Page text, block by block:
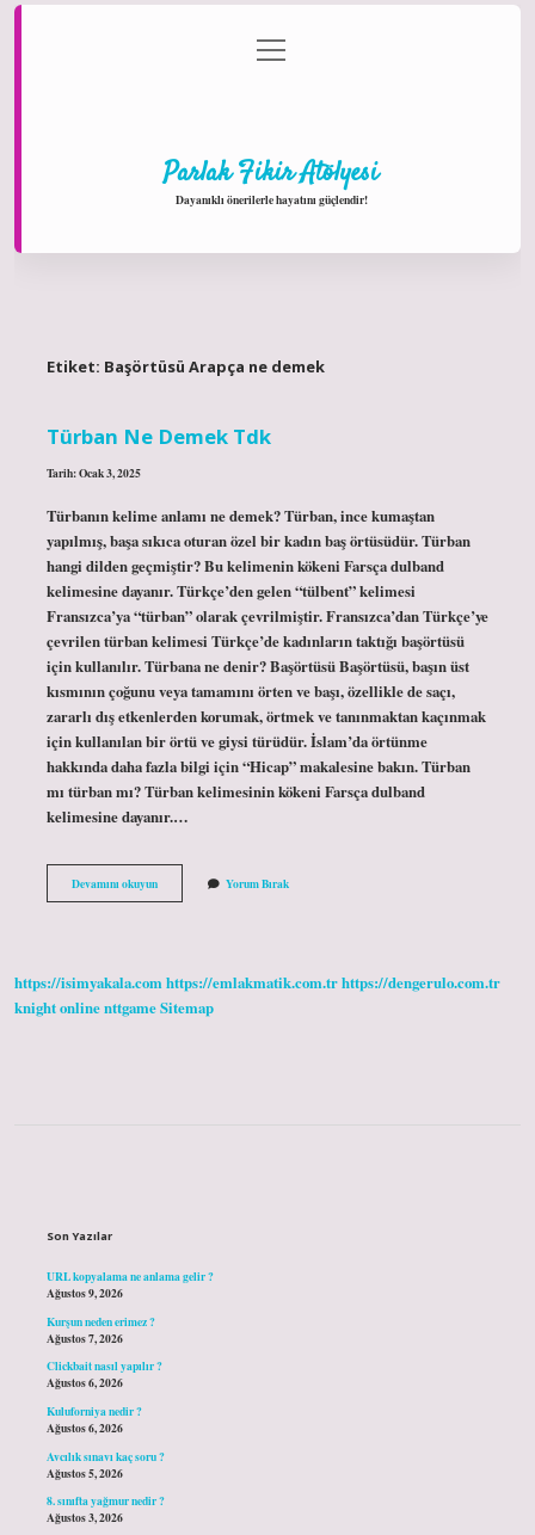
Gizlilik Politikası
menüyü
aç
Parlak Fikir Atölyesi
Dayanıklı önerilerle hayatını güçlendir!
Etiket: Başörtüsü Arapça ne demek
Türban Ne Demek Tdk
Tarih: Ocak 3, 2025
Türbanın kelime anlamı ne demek? Türban, ince kumaştan
yapılmış, başa sıkıca oturan özel bir kadın baş örtüsüdür. Türban
hangi dilden geçmiştir? Bu kelimenin kökeni Farsça dulband
kelimesine dayanır. Türkçe’den gelen “tülbent” kelimesi
Fransızca’ya “türban” olarak çevrilmiştir. Fransızca’dan Türkçe’ye
çevrilen türban kelimesi Türkçe’de kadınların taktığı başörtüsü
için kullanılır. Türbana ne denir? Başörtüsü Başörtüsü, başın üst
kısmının çoğunu veya tamamını örten ve başı, özellikle de saçı,
zararlı dış etkenlerden korumak, örtmek ve tanınmaktan kaçınmak
için kullanılan bir örtü ve giysi türüdür. İslam’da örtünme
hakkında daha fazla bilgi için “Hicap” makalesine bakın. Türban
mı türban mı? Türban kelimesinin kökeni Farsça dulband
kelimesine dayanır.…
Devamını okuyunTürban
Ne
Yorum Bırak
https://isimyakala.comhttps://emlakmatik.com.trhttps://dengerulo.com.tr
knight onlinenttgameSitemap
Son Yazılar
URL kopyalama ne anlama gelir ?
Ağustos 9, 2026
Kurşun neden erimez ?
Ağustos 7, 2026
Clickbait nasıl yapılır ?
Ağustos 6, 2026
Kuluforniya nedir ?
Ağustos 6, 2026
Avcılık sınavı kaç soru ?
Ağustos 5, 2026
8. sınıfta yağmur nedir ?
Ağustos 3, 2026